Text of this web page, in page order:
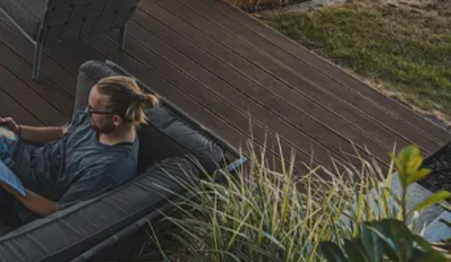
wurde
erledigt“
Versand
Akzeptierte